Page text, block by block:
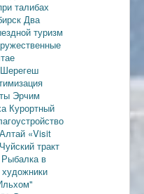
талибах
Два
туризм
Шерегеш
Эрчим
Курортный
«Visit
Чуйский тракт
Рыбалка в